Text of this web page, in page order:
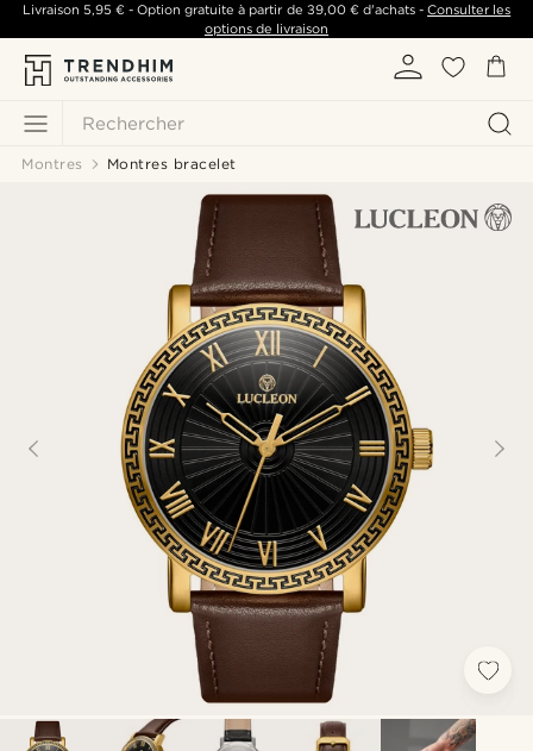
Rechercher
Livraison 5,95 €- Option gratuite à partir de 39,00 €d'achats -Consulter les
options de livraison
Montres Montres bracelet